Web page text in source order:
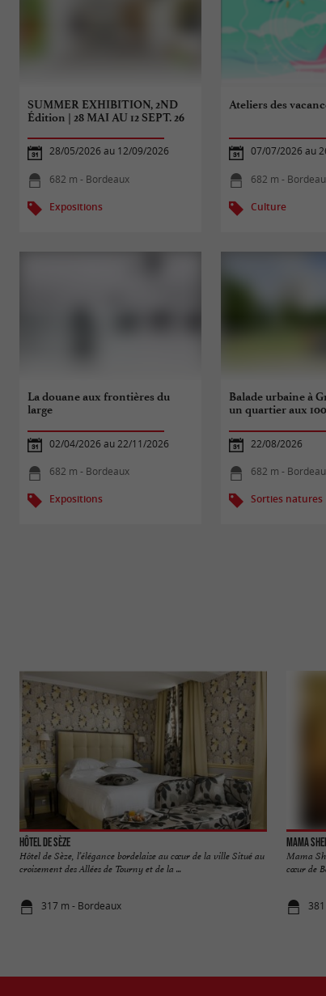
SUMMER EXHIBITION, 2ND
Édition | 28 MAI AU 12 SEPT. 26
28/05/2026 au 12/09/2026
682 m - Bordeaux
Expositions
Ateliers des
07/07/2026 au
682 m -
Culture
La douane aux frontières du
large
02/04/2026 au 22/11/2026
682 m - Bordeaux
Expositions
Balade urbaine à
un quartier aux
22/08/2026
682 m -
Sorties natures
Hôtel de Sèze
Hôtel de Sèze, l’élégance bordelaise au cœur de la ville Situé au
croisement des Allées de Tourny et de la ...
317 m - Bordeaux
Mama
Mama
cœur de